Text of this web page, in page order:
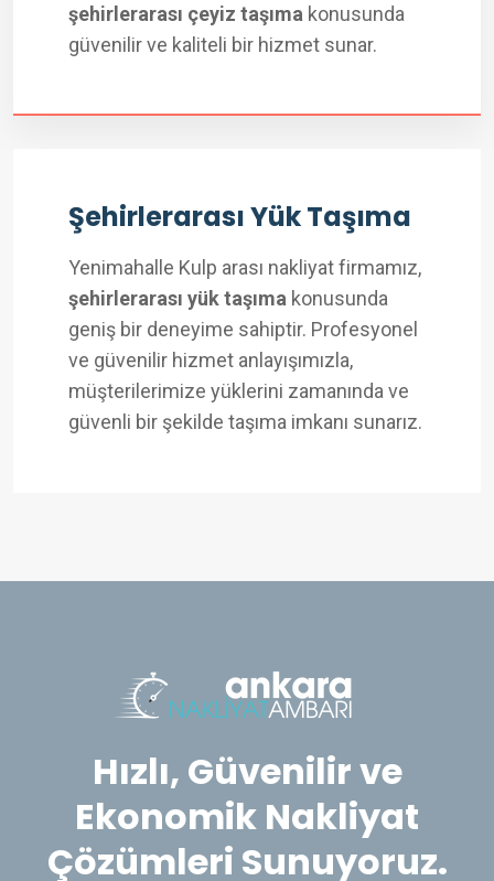
şehirlerarası çeyiz taşıma konusunda
güvenilir ve kaliteli bir hizmet sunar.
Şehirlerarası Yük Taşıma
Yenimahalle Kulp arası nakliyat firmamız,
şehirlerarası yük taşıma konusunda
geniş bir deneyime sahiptir. Profesyonel
ve güvenilir hizmet anlayışımızla,
müşterilerimize yüklerini zamanında ve
güvenli bir şekilde taşıma imkanı sunarız.
Hızlı, Güvenilir ve
Ekonomik Nakliyat
Çözümleri Sunuyoruz.